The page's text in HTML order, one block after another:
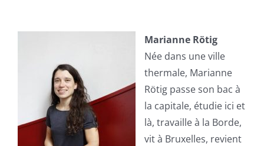
Marianne Rötig
Née dans une ville
thermale, Marianne
Rötig passe son bac à
la capitale, étudie ici et
là, travaille à la Borde,
vit à Bruxelles, revient